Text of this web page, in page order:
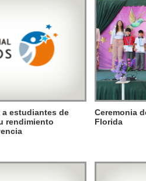
a estudiantes de
rendimiento
Ceremonia
Florida